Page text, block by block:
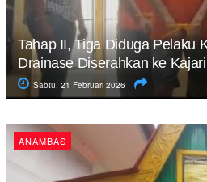
Tahap II, Tiga Diduga Pelaku
Drainase Diserahkan ke
Sabtu, 21 Februari 2026
ANAMBAS